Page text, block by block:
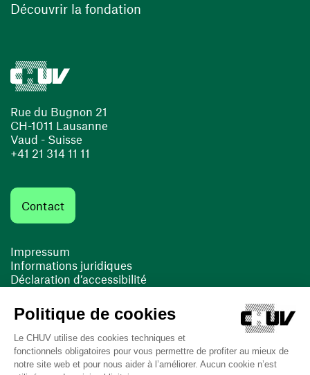
Rue du Bugnon 21
CH-1011 Lausanne
Vaud - Suisse
+41 21 314 11 11
Contact
Impressum
Informations juridiques
Déclaration d’accessibilité
Cookies
(ouvre une nouvelle fenêtre)
Découvrir la fondation